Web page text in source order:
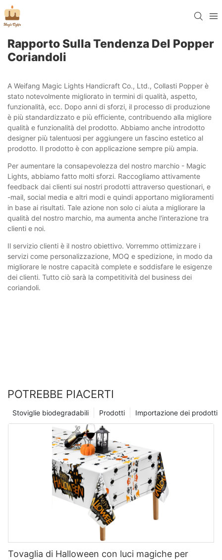
Rapporto Sulla Tendenza Del Popper
Coriandoli
A Weifang Magic Lights Handicraft Co., Ltd., Collasti Popper è
stato notevolmente migliorato in termini di qualità, aspetto,
funzionalità, ecc. Dopo anni di sforzi, il processo di produzione
è più standardizzato e più efficiente, contribuendo alla migliore
qualità e funzionalità del prodotto. Abbiamo anche introdotto
designer più talentuosi per aggiungere un fascino estetico al
prodotto. Il prodotto è con applicazione sempre più ampia.
Per aumentare la consapevolezza del nostro marchio - Magic
Lights, abbiamo fatto molti sforzi. Raccogliamo attivamente
feedback dai clienti sui nostri prodotti attraverso questionari, e
-mail, social media e altri modi e quindi apportano miglioramenti
in base ai risultati. Tale azione non solo ci aiuta a migliorare la
qualità del nostro marchio, ma aumenta anche l'interazione tra
clienti e noi.
Il servizio clienti è il nostro obiettivo. Vorremmo ottimizzare i
servizi come personalizzazione, MOQ e spedizione, in modo da
migliorare le nostre capacità complete e soddisfare le esigenze
dei clienti. Tutto ciò sarà la competitività del business dei
coriandoli.
POTREBBE PIACERTI
Importazione dei prodotti
Prodotti
Stoviglie biodegradabili
Tovaglia di Halloween con luci magiche per